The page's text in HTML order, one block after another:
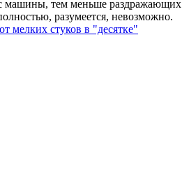
машины, тем меньше раздражающих
разумеется, невозможно.
мелких стуков в "десятке"